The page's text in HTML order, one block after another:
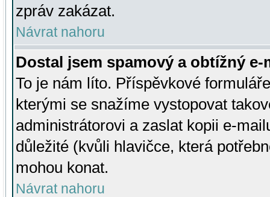
zpráv zakázat.
Návrat nahoru
Dostal jsem spamový a obtížný
To je nám líto. Příspěvkové
kterými se snažíme vystopovat
administrátorovi a zaslat kopii e-
důležité (kvůli hlavičce, která
mohou konat.
Návrat nahoru